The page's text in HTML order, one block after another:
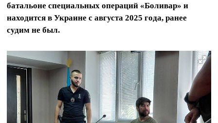
батальоне специальных операций «Боливар» и
находится в Украине с августа 2025 года, ранее
судим не был.